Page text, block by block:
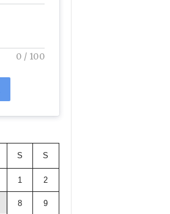
0 / 100
S S
1 2
8 9